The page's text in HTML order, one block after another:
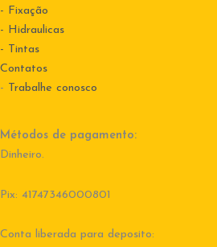
- Fixação
- Hidraulicas
- Tintas
Contatos
- Trabalhe conosco
Métodos de pagamento:
Dinheiro.
Pix: 41747346000801
Conta liberada para deposito: